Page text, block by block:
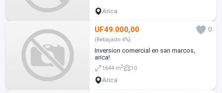
Arica
UF49.000,00 0
(Rebajado 4%)
Inversion comercial en san marcos,
arica!
1644 m2 10
Arica